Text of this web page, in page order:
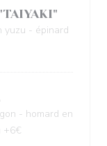
yuzu - épinard
- homard en
+6€